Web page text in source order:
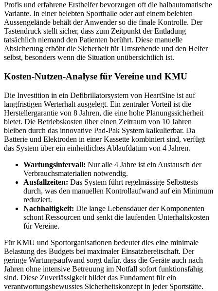
Profis und erfahrene Ersthelfer bevorzugen oft die halbautomatische
Variante. In einer belebten Sporthalle oder auf einem belebten
Aussengelände behält der Anwender so die finale Kontrolle. Der
Tastendruck stellt sicher, dass zum Zeitpunkt der Entladung
tatsächlich niemand den Patienten berührt. Diese manuelle
Absicherung erhöht die Sicherheit für Umstehende und den Helfer
selbst, besonders wenn die Situation unübersichtlich ist.
Kosten-Nutzen-Analyse für Vereine und KMU
Die Investition in ein Defibrillatorsystem von HeartSine ist auf
langfristigen Werterhalt ausgelegt. Ein zentraler Vorteil ist die
Herstellergarantie von 8 Jahren, die eine hohe Planungssicherheit
bietet. Die Betriebskosten über einen Zeitraum von 10 Jahren
bleiben durch das innovative Pad-Pak System kalkulierbar. Da
Batterie und Elektroden in einer Kassette kombiniert sind, verfügt
das System über ein einheitliches Ablaufdatum von 4 Jahren.
Wartungsintervall: Nur alle 4 Jahre ist ein Austausch der
Verbrauchsmaterialien notwendig.
Ausfallzeiten: Das System führt regelmässige Selbsttests
durch, was den manuellen Kontrollaufwand auf ein Minimum
reduziert.
Nachhaltigkeit: Die lange Lebensdauer der Komponenten
schont Ressourcen und senkt die laufenden Unterhaltskosten
für Vereine.
Für KMU und Sportorganisationen bedeutet dies eine minimale
Belastung des Budgets bei maximaler Einsatzbereitschaft. Der
geringe Wartungsaufwand sorgt dafür, dass die Geräte auch nach
Jahren ohne intensive Betreuung im Notfall sofort funktionsfähig
sind. Diese Zuverlässigkeit bildet das Fundament für ein
verantwortungsbewusstes Sicherheitskonzept in jeder Sportstätte.